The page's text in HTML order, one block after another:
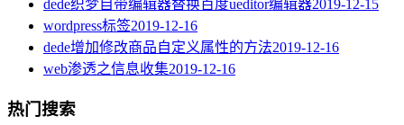
dede织梦自带编辑器替换百度ueditor编辑器2019-12-15
wordpress标签2019-12-16
dede增加修改商品自定义属性的方法2019-12-16
web渗透之信息收集2019-12-16
热门搜索